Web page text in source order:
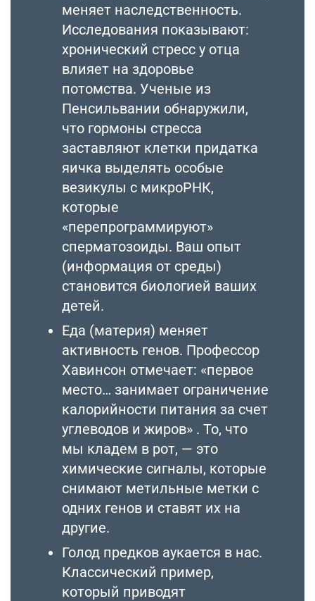
меняет наследственность.
Исследования показывают:
хронический стресс у отца
влияет на здоровье
потомства. Ученые из
Пенсильвании обнаружили,
что гормоны стресса
заставляют клетки придатка
яичка выделять особые
везикулы с микроРНК,
которые
«перепрограммируют»
сперматозоиды. Ваш опыт
(информация от среды)
становится биологией ваших
детей.
Еда (материя) меняет
активность генов. Профессор
Хавинсон отмечает: «первое
место… занимает ограничение
калорийности питания за счет
углеводов и жиров» . То, что
мы кладем в рот, — это
химические сигналы, которые
снимают метильные метки с
одних генов и ставят их на
другие.
Голод предков аукается в нас.
Классический пример,
который приводят